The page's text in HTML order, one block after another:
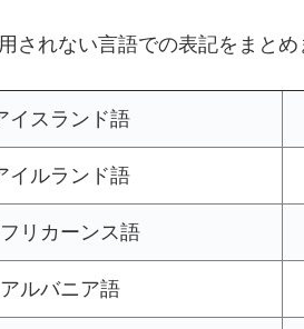
されない言語での表記をまとめ
イスランド語
イルランド語
リカーンス語
アルバニア語